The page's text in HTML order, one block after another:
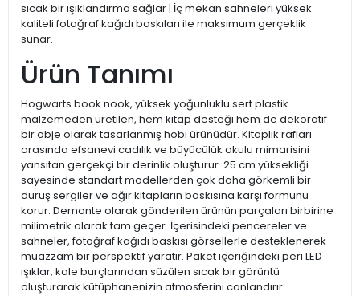
sıcak bir ışıklandırma sağlar | İç mekan sahneleri yüksek
kaliteli fotoğraf kağıdı baskıları ile maksimum gerçeklik
sunar.
Ürün Tanımı
Hogwarts book nook, yüksek yoğunluklu sert plastik
malzemeden üretilen, hem kitap desteği hem de dekoratif
bir obje olarak tasarlanmış hobi ürünüdür. Kitaplık rafları
arasında efsanevi cadılık ve büyücülük okulu mimarisini
yansıtan gerçekçi bir derinlik oluşturur. 25 cm yüksekliği
sayesinde standart modellerden çok daha görkemli bir
duruş sergiler ve ağır kitapların baskısına karşı formunu
korur. Demonte olarak gönderilen ürünün parçaları birbirine
milimetrik olarak tam geçer. İçerisindeki pencereler ve
sahneler, fotoğraf kağıdı baskısı görsellerle desteklenerek
muazzam bir perspektif yaratır. Paket içeriğindeki peri LED
ışıklar, kale burçlarından süzülen sıcak bir görüntü
oluşturarak kütüphanenizin atmosferini canlandırır.